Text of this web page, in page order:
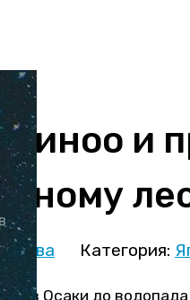
и
Категория:
из Осаки до